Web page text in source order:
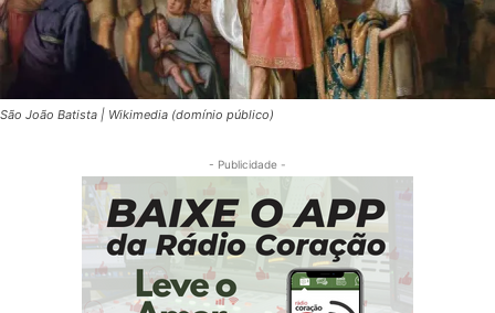
São João Batista | Wikimedia (domínio público)
- Publicidade -